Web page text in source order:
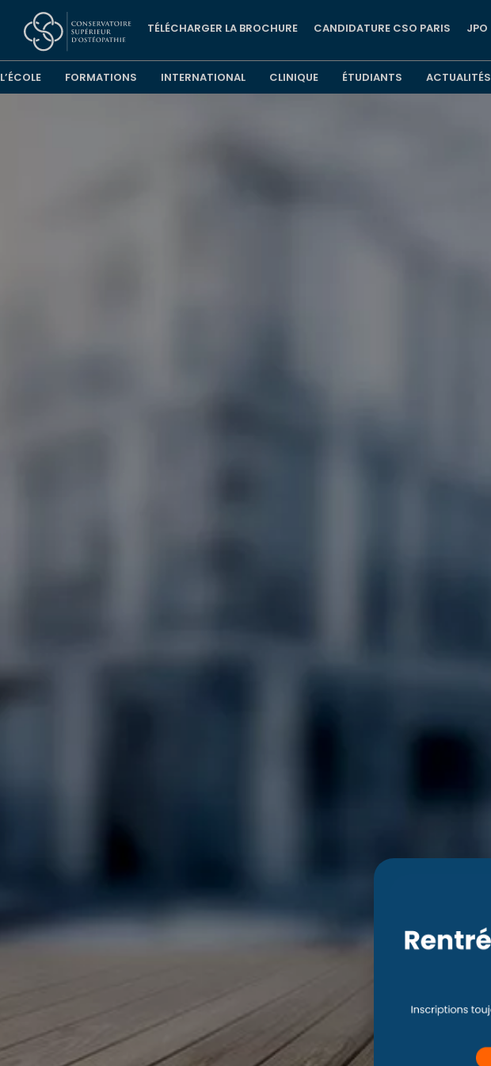
TÉLÉCHARGER LA BROCHURE CANDIDATURE CSO PARIS JPO
L’ÉCOLE FORMATIONS INTERNATIONAL CLINIQUE ÉTUDIANTS ACTUALITÉS